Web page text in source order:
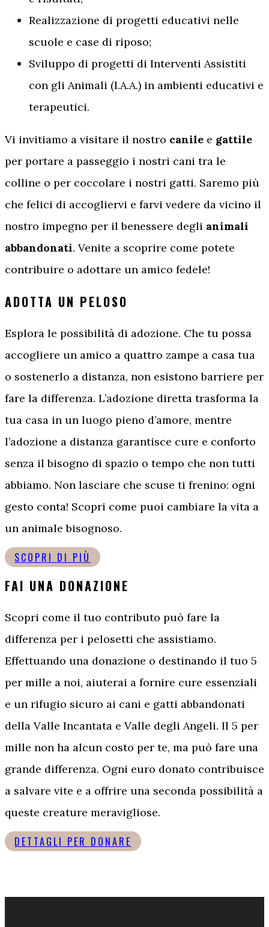
Realizzazione di progetti educativi nelle
scuole e case di riposo;
Sviluppo di progetti di Interventi Assistiti
con gli Animali (I.A.A.) in ambienti educativi e
terapeutici.
Vi invitiamo a visitare il nostro canile e gattile
per portare a passeggio i nostri cani tra le
colline o per coccolare i nostri gatti. Saremo più
che felici di accogliervi e farvi vedere da vicino il
nostro impegno per il benessere degli animali
abbandonati. Venite a scoprire come potete
contribuire o adottare un amico fedele!
ADOTTA UN PELOSO
Esplora le possibilità di adozione. Che tu possa
accogliere un amico a quattro zampe a casa tua
o sostenerlo a distanza, non esistono barriere per
fare la differenza. L’adozione diretta trasforma la
tua casa in un luogo pieno d’amore, mentre
l’adozione a distanza garantisce cure e conforto
senza il bisogno di spazio o tempo che non tutti
abbiamo. Non lasciare che scuse ti frenino: ogni
gesto conta! Scopri come puoi cambiare la vita a
un animale bisognoso.
SCOPRI DI PIÙ
FAI UNA DONAZIONE
Scopri come il tuo contributo può fare la
differenza per i pelosetti che assistiamo.
Effettuando una donazione o destinando il tuo 5
per mille a noi, aiuterai a fornire cure essenziali
e un rifugio sicuro ai cani e gatti abbandonati
della Valle Incantata e Valle degli Angeli. Il 5 per
mille non ha alcun costo per te, ma può fare una
grande differenza. Ogni euro donato contribuisce
a salvare vite e a offrire una seconda possibilità a
queste creature meravigliose.
DETTAGLI PER DONARE